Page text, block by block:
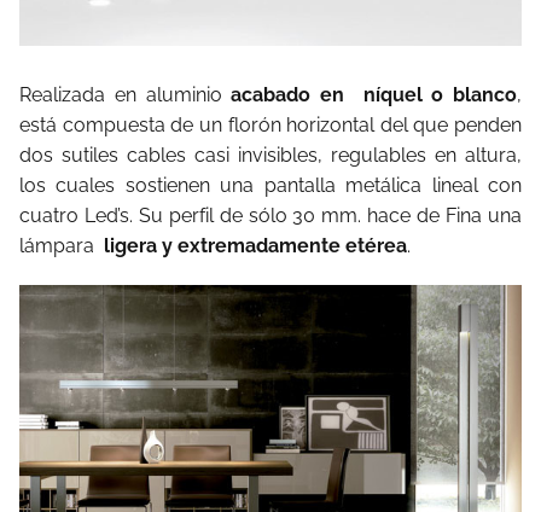
Realizada en aluminio acabado en níquel o blanco,
está compuesta de un florón horizontal del que penden
dos sutiles cables casi invisibles, regulables en altura,
los cuales sostienen una pantalla metálica lineal con
cuatro Led’s. Su perfil de sólo 30 mm. hace de Fina una
lámpara ligera y extremadamente etérea.